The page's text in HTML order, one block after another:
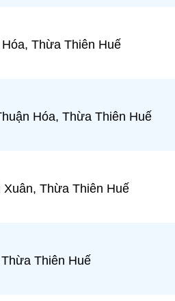
Thừa Thiên Huế
Hóa, Thừa Thiên Huế
Xuân, Thừa Thiên Huế
Thiên Huế